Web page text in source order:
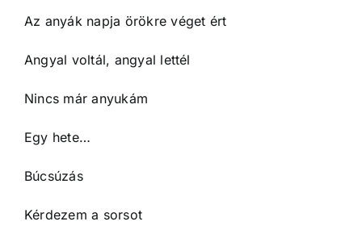
Az anyák napja örökre véget ért
Angyal voltál, angyal lettél
Nincs már anyukám
Egy hete…
Búcsúzás
Kérdezem a sorsot